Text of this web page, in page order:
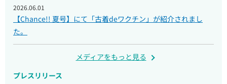
2026.06.01
【Chance!! 夏号】にて「古着deワクチン」が紹介されまし
た。
メディアをもっと見る
プレスリリース